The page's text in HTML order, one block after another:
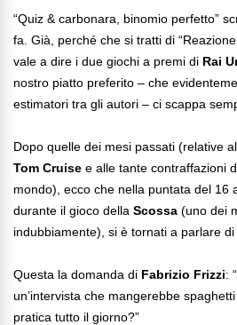
“Quiz & carbonara, binomio perfetto”
fa. Già, perché che si tratti di
vale a dire i due giochi a premi di Rai
nostro piatto preferito – che
estimatori tra gli autori – ci scappa
Dopo quelle dei mesi passati (relative
Tom Cruise e alle tante contraffazioni
mondo), ecco che nella puntata del 16
durante il gioco della Scossa (uno dei
indubbiamente), si è tornati a parlare di
Questa la domanda di Fabrizio Frizzi:
un’intervista che mangerebbe
pratica tutto il giorno?”